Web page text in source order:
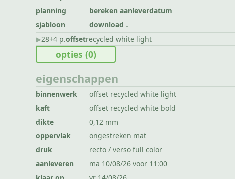
planning
bereken aanleverdatum
sjabloon
download
▶︎28+4 p.offsetrecycled white light
eigenschappen
binnenwerk offset recycled white light
kaft
offset recycled white bold
dikte
0,12 mm
oppervlak
ongestreken mat
druk
recto / verso full color
aanleveren
ma 10/08/26 voor 11:00
opties (0)